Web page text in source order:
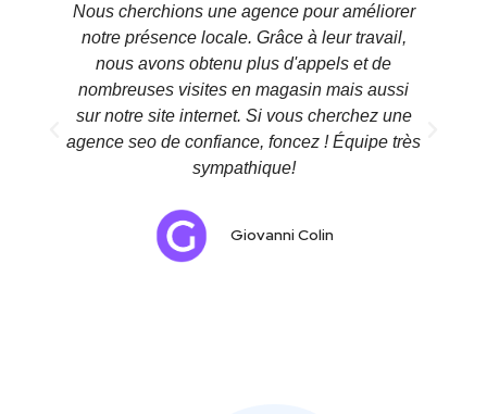
Nous cherchions une agence pour améliorer
notre présence locale. Grâce à leur travail,
nous avons obtenu plus d'appels et de
nombreuses visites en magasin mais aussi
sur notre site internet. Si vous cherchez une
agence seo de confiance, foncez ! Équipe très
sympathique!
Giovanni Colin